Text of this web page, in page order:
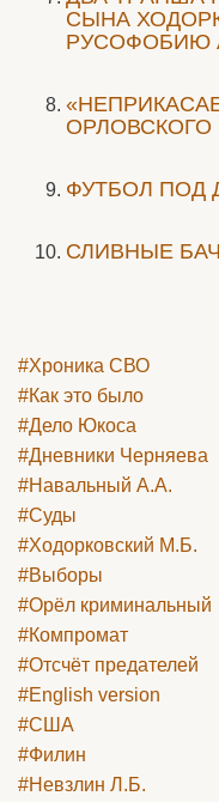
СЫНА
РУСОФОБИЮ
ОРЛОВСКОГО
ФУТБОЛ ПОД
СЛИВНЫЕ
#Хроника СВО
#Как это было
#Дело Юкоса
#Дневники Черняева
#Навальный А.А.
#Суды
#Ходорковский М.Б.
#Выборы
#Орёл криминальный
#Компромат
#Отсчёт предателей
#English version
#США
#Филин
#Невзлин Л.Б.